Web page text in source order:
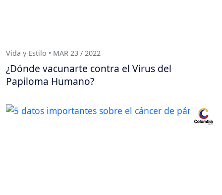
Vida y Estilo • MAR 23 / 2022
¿Dónde vacunarte contra el Virus del
Papiloma Humano?